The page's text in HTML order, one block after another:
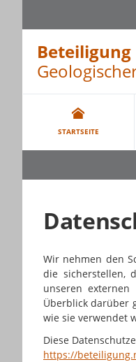
Beteiligung
STARTSEITE
Wir nehmen den
die sicherstellen,
unseren
Überblick darüber
wie sie verwendet
Diese
https://